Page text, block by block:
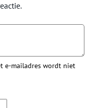
e-mailadres wordt niet